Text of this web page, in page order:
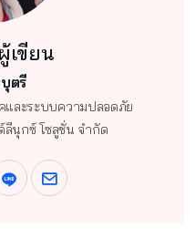
เขียน
ตรี
และระบบความปลอดภัย
ลีนุกซ์ โซลูชั่น จำกัด